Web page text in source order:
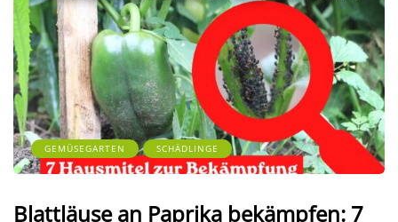
GEMÜSEGARTEN SCHÄDLINGE
Blattläuse an Paprika bekämpfen: 7